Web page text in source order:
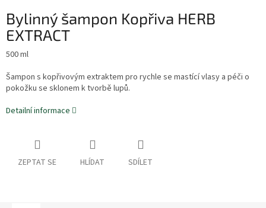
Bylinný šampon Kopřiva HERB
EXTRACT
500 ml
Šampon s kopřivovým extraktem pro rychle se mastící vlasy a péči o
pokožku se sklonem k tvorbě lupů.
Detailní informace
ZEPTAT SE HLÍDAT SDÍLET